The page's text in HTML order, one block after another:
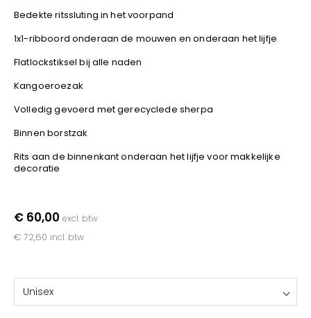
Bedekte ritssluting in het voorpand
1x1-ribboord onderaan de mouwen en onderaan het lijfje
Flatlockstiksel bij alle naden
Kangoeroezak
Volledig gevoerd met gerecyclede sherpa
Binnen borstzak
Rits aan de binnenkant onderaan het lijfje voor makkelijke
decoratie
€ 60,00 excl. btw
€ 72,60 incl. btw
Unisex